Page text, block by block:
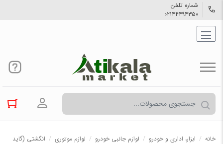
شماره تلفن
۰۲۱۴۴۴۹۴۳۵۰
ورود به
خانه / ابزار، اداری و خودرو / لوازم جانبی خودرو / لوازم موتوری / انگشتی (گاید